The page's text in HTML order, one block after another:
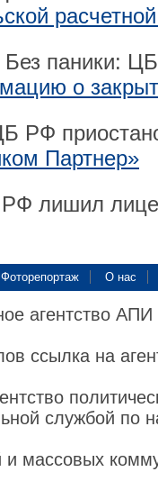
Без паники:
о
РФ
Партнер»
лишил
Фоторепортаж О нас
агентство
ссылка на
службой по
массовых